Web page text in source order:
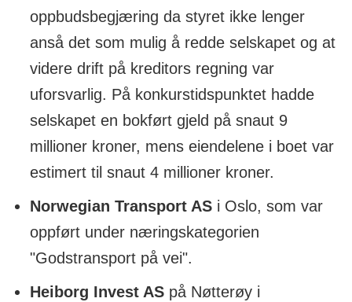
oppbudsbegjæring da styret ikke lenger
anså det som mulig å redde selskapet og at
videre drift på kreditors regning var
uforsvarlig. På konkurstidspunktet hadde
selskapet en bokført gjeld på snaut 9
millioner kroner, mens eiendelene i boet var
estimert til snaut 4 millioner kroner.
Norwegian Transport ASi Oslo, som var
oppført under næringskategorien
"Godstransport på vei".
Heiborg Invest ASpå Nøtterøy i